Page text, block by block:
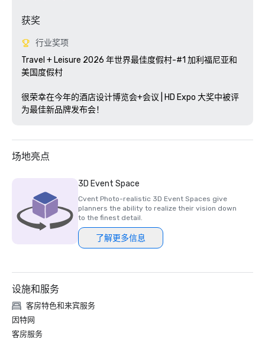
获奖
行业奖项
Travel + Leisure 2026 年世界最佳度假村-#1 加利福尼亚和
美国度假村
很荣幸在今年的酒店设计博览会+会议 | HD Expo 大奖中被评
为最佳新品牌发布会！
场地亮点
3D Event Space
Cvent Photo-realistic 3D Event Spaces give
planners the ability to realize their vision down
to the finest detail.
了解更多信息
设施和服务
客房特色和来宾服务
因特网
客房服务